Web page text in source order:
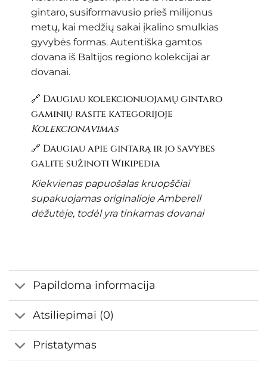
gintaro, susiformavusio prieš milijonus
metų, kai medžių sakai įkalino smulkias
gyvybės formas. Autentiška gamtos
dovana iš Baltijos regiono kolekcijai ar
dovanai.
🔗 Daugiau kolekcionuojamų gintaro
gaminių rasite kategorijoje
Kolekcionavimas
🔗 Daugiau apie gintarą ir jo savybes
galite sužinotiWikipedia
Kiekvienas papuošalas kruopščiai
supakuojamas originalioje Amberell
dėžutėje, todėl yra tinkamas dovanai
Papildoma informacija
Atsiliepimai (0)
Pristatymas